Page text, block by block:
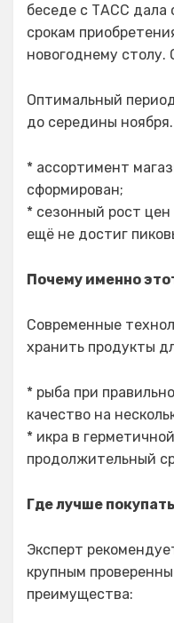
беседе с ТАСС дала
срокам
новогоднему
Оптимальный
до середины
* ассортимент
сформирован;
* сезонный рост цен
ещё не достиг
Почему именно
Современные
хранить продукты
* рыба при
качество на
* икра в
продолжительный
Где лучше
Эксперт
крупным
преимущества: